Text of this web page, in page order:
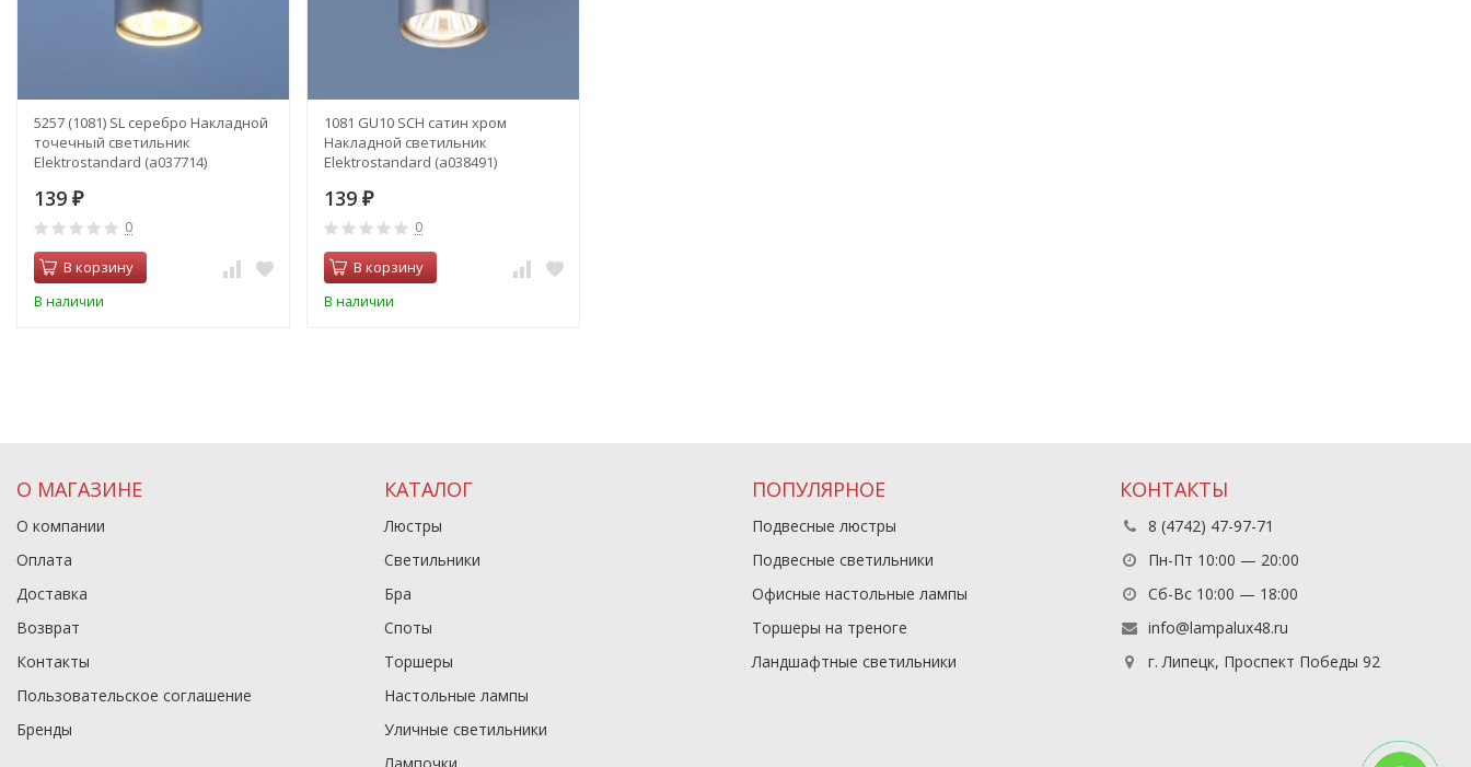
5257 (1081) SL серебро Накладной
точечный светильник
Elektrostandard (a037714)
139 ₽
0
В корзину
В наличии
1081 GU10 SCH сатин хром
Накладной светильник
Elektrostandard (a038491)
139 ₽
0
В корзину
В наличии
О МАГАЗИНЕ
О компании
Оплата
Доставка
Возврат
Контакты
Пользовательское соглашение
Бренды
КАТАЛОГ
Люстры
Светильники
Бра
Споты
Торшеры
Настольные лампы
Уличные светильники
ПОПУЛЯРНОЕ
Подвесные люстры
Подвесные светильники
Офисные настольные лампы
Торшеры на треноге
Ландшафтные светильники
КОНТАКТЫ
8 (4742) 47-97-71
Пн-Пт 10:00 — 20:00
Сб-Вс 10:00 — 18:00
info@lampalux48.ru
г. Липецк, Проспект Победы 92